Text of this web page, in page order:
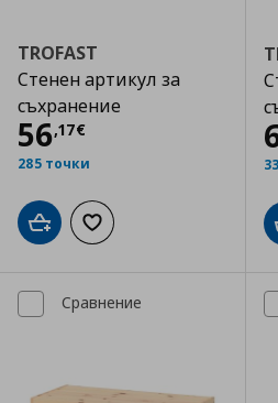
TROFAST
Стенен артикул за
съхранение
56,17€
Цена
285 точки
Добави в кошницата
Добави към списъка с
Сравнение